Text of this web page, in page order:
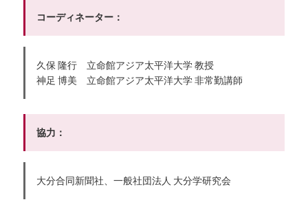
コーディネーター：
久保 隆行 立命館アジア太平洋大学 教授
神足 博美 立命館アジア太平洋大学 非常勤講師
協力：
大分合同新聞社、一般社団法人 大分学研究会